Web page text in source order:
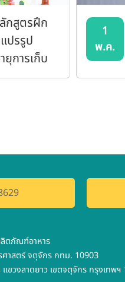
กสูตรฝึก
ปรรูป
ยุการเก็บ
1
พ.ค.
ตภัณฑ์อาหาร
าสตร์ จตุจักร กทม. 10903
ขวงลาดยาว เขตจตุจักร กรุงเทพฯ